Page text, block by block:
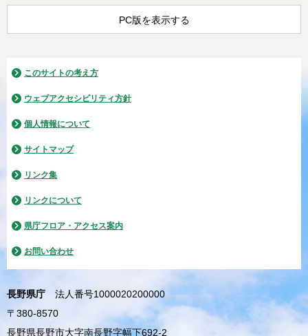
PC版を表示する
このサイトの考え方
ウェブアクセシビリティ方針
個人情報について
サイトマップ
リンク集
リンクについて
県庁フロア・アクセス案内
お問い合わせ
長野県庁
法人番号1000020200000
〒380-8570
長野県長野市大字南長野字幅下692-2